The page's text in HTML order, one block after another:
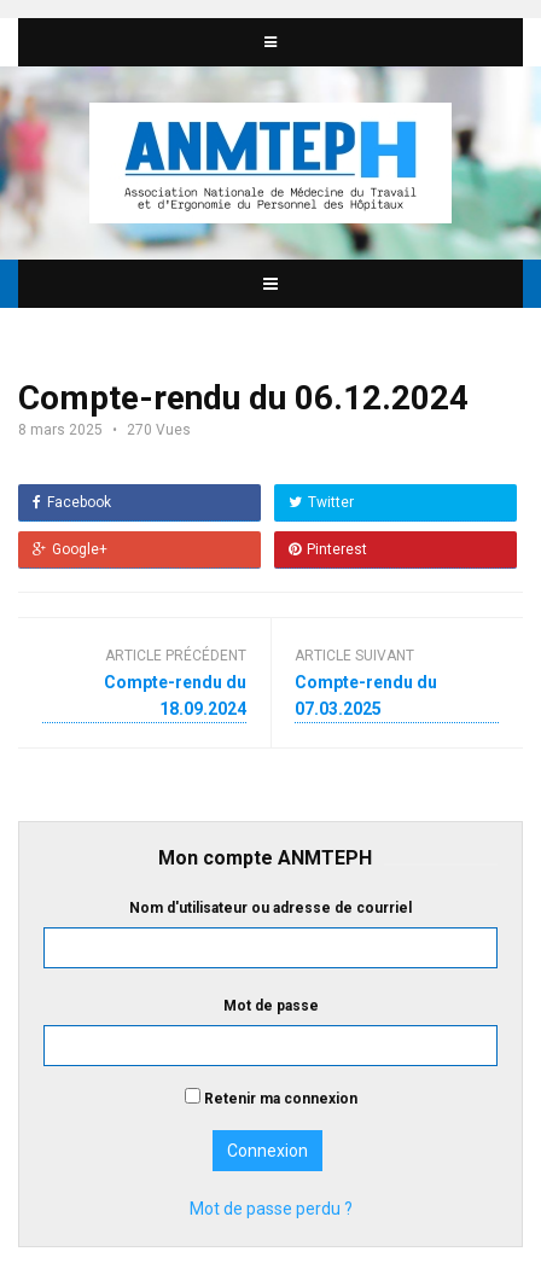
Compte-rendu du 06.12.2024
8 mars 2025 270 Vues
Facebook Twitter
Google+ Pinterest
ARTICLE PRÉCÉDENT
Compte-rendu du
18.09.2024
ARTICLE SUIVANT
Compte-rendu du
07.03.2025
Mon compte ANMTEPH
Nom d'utilisateur ou adresse de courriel
Mot de passe
Retenir ma connexion
Mot de passe perdu ?